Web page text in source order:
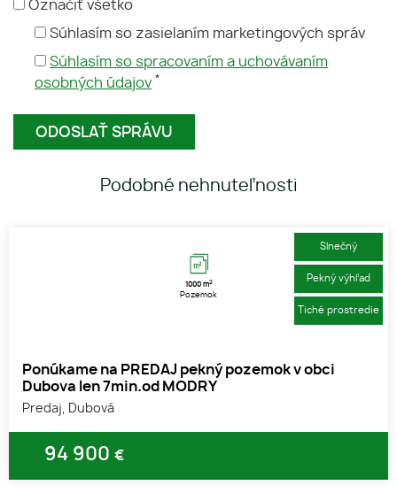
Označiť všetko
Súhlasím so zasielaním marketingových správ
Súhlasím so spracovaním a uchovávaním
osobných údajov *
Podobné nehnuteľnosti
1000 m2
Pozemok
Ponúkame na PREDAJ pekný pozemok v obci
Dubova len 7min.od MODRY
Predaj, Dubová
94 900 €
Slnečný
Pekný výhľad
Tiché prostredie